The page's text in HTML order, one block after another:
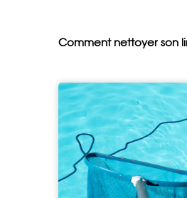
Comment nettoyer son